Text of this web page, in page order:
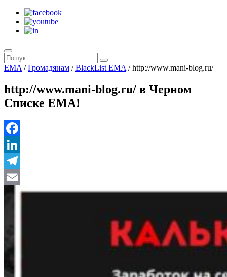
EMA /Громадянам /BlackList EMA /http://www.mani-blog.ru/
http://www.mani-blog.ru/ в Черном
Списке ЕМА!
Facebook
LinkedIn
Telegram
Email